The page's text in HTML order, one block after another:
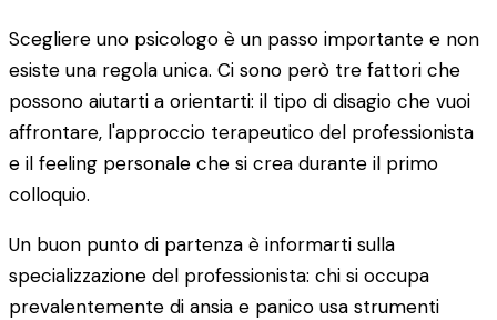
Scegliere uno psicologo è un passo importante e non
esiste una regola unica. Ci sono però tre fattori che
possono aiutarti a orientarti: il tipo di disagio che vuoi
affrontare, l'approccio terapeutico del professionista
e il feeling personale che si crea durante il primo
colloquio.
Un buon punto di partenza è informarti sulla
specializzazione del professionista: chi si occupa
prevalentemente di ansia e panico usa strumenti